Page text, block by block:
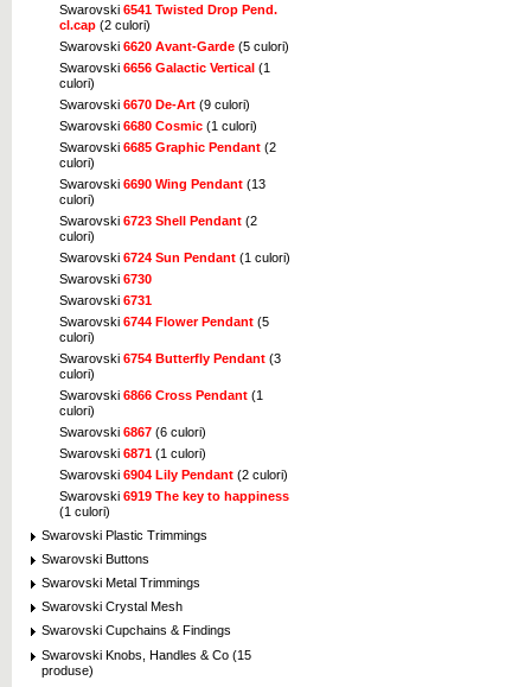
Swarovski 6541 Twisted Drop Pend.
cl.cap (2 culori)
Swarovski 6620 Avant-Garde (5 culori)
Swarovski 6656 Galactic Vertical (1
culori)
Swarovski 6670 De-Art (9 culori)
Swarovski 6680 Cosmic (1 culori)
Swarovski 6685 Graphic Pendant (2
culori)
Swarovski 6690 Wing Pendant (13
culori)
Swarovski 6723 Shell Pendant (2
culori)
Swarovski 6724 Sun Pendant (1 culori)
Swarovski 6730
Swarovski 6731
Swarovski 6744 Flower Pendant (5
culori)
Swarovski 6754 Butterfly Pendant (3
culori)
Swarovski 6866 Cross Pendant (1
culori)
Swarovski 6867 (6 culori)
Swarovski 6871 (1 culori)
Swarovski 6904 Lily Pendant (2 culori)
Swarovski 6919 The key to happiness
(1 culori)
Swarovski Plastic Trimmings
Swarovski Buttons
Swarovski Metal Trimmings
Swarovski Crystal Mesh
Swarovski Cupchains & Findings
Swarovski Knobs, Handles & Co (15
produse)